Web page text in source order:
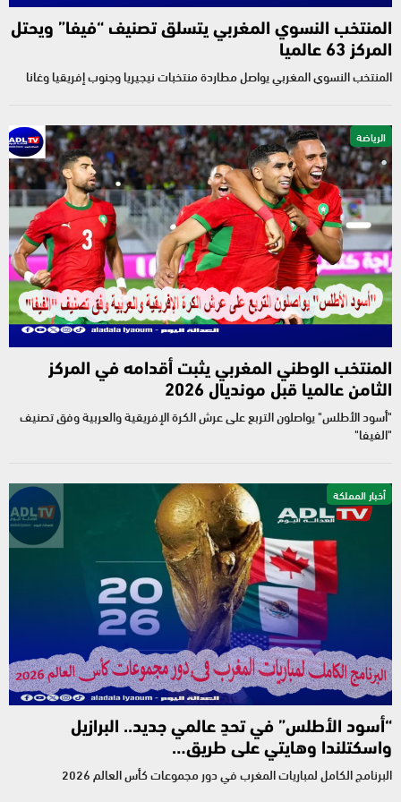
المنتخب النسوي المغربي يتسلق تصنيف “فيفا” ويحتل
المركز 63 عالميا
المنتخب النسوي المغربي يواصل مطاردة منتخبات نيجيريا وجنوب إفريقيا وغانا
الرياضة
المنتخب الوطني المغربي يثبت أقدامه في المركز
الثامن عالميا قبل مونديال 2026
"أسود الأطلس" يواصلون التربع على عرش الكرة الإفريقية والعربية وفق تصنيف
"الفيفا"
أخبار المملكة
“أسود الأطلس” في تحدٍ عالمي جديد.. البرازيل
واسكتلندا وهايتي على طريق…
البرنامج الكامل لمباريات المغرب في دور مجموعات كأس العالم 2026